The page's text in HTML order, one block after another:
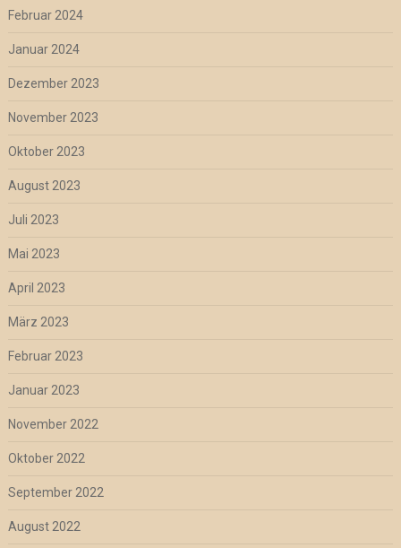
Februar 2024
Januar 2024
Dezember 2023
November 2023
Oktober 2023
August 2023
Juli 2023
Mai 2023
April 2023
März 2023
Februar 2023
Januar 2023
November 2022
Oktober 2022
September 2022
August 2022